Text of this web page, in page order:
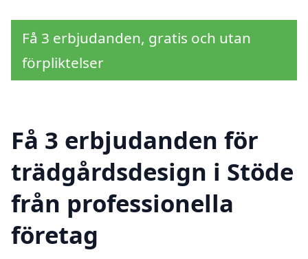
Få 3 erbjudanden, gratis och utan
förpliktelser
Få 3 erbjudanden för
trädgårdsdesign i Stöde
från professionella
företag